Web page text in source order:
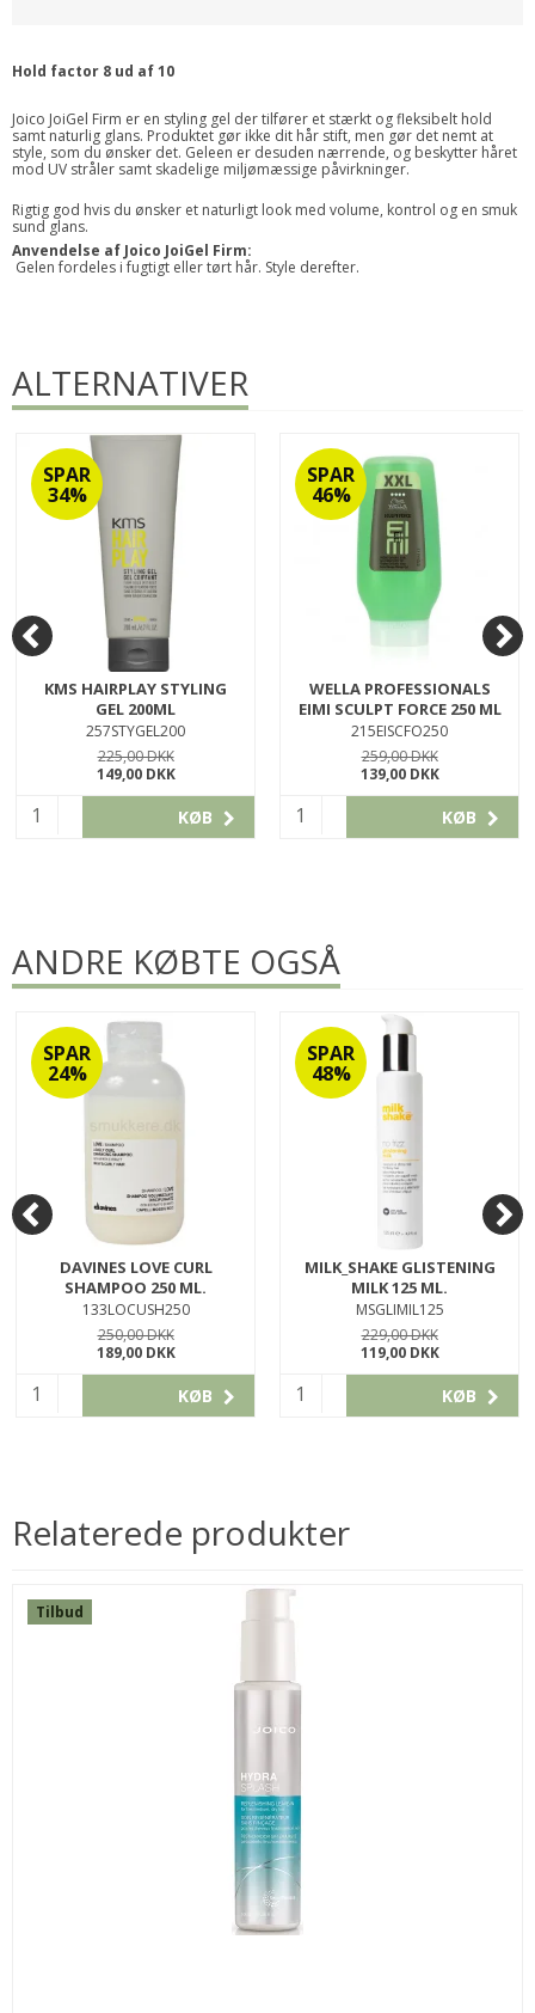
Hold factor 8 ud af 10
Joico JoiGel Firm er en styling gel der tilfører et stærkt og fleksibelt hold
samt naturlig glans. Produktet gør ikke dit hår stift, men gør det nemt at
style, som du ønsker det. Geleen er desuden nærrende, og beskytter håret
mod UV stråler samt skadelige miljømæssige påvirkninger.
Rigtig god hvis du ønsker et naturligt look med volume, kontrol og en smuk
sund glans.
Anvendelse af Joico JoiGel Firm:
Gelen fordeles i fugtigt eller tørt hår. Style derefter.
ALTERNATIVER
SPAR
34%
KMS HAIRPLAY STYLING
GEL 200ML
257STYGEL200
225,00 DKK
149,00 DKK
KØB
SPAR
46%
WELLA PROFESSIONALS
EIMI SCULPT FORCE 250 ML
215EISCFO250
259,00 DKK
139,00 DKK
KØB
ANDRE KØBTE OGSÅ
SPAR
24%
DAVINES LOVE CURL
SHAMPOO 250 ML.
133LOCUSH250
250,00 DKK
189,00 DKK
KØB
SPAR
48%
MILK_SHAKE GLISTENING
MILK 125 ML.
MSGLIMIL125
229,00 DKK
119,00 DKK
KØB
Relaterede produkter
Tilbud